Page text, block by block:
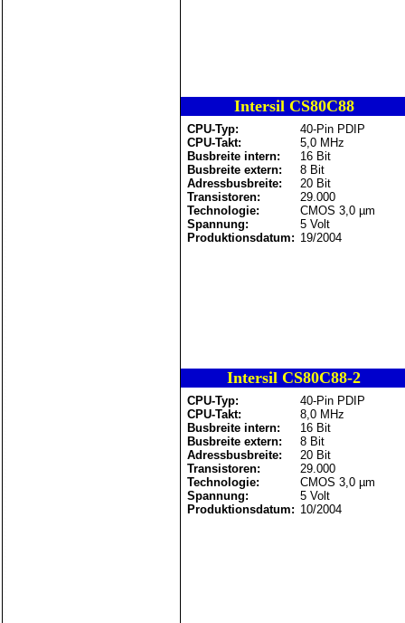
Intersil CS80C88
CPU-Typ:
CPU-Takt:
Busbreite intern:
Busbreite extern:
Adressbusbreite:
Transistoren:
Technologie:
Spannung:
Produktionsdatum:
40-Pin PDIP
5,0 MHz
16 Bit
8 Bit
20 Bit
29.000
CMOS 3,0 µm
5 Volt
19/2004
Intersil CS80C88-2
CPU-Typ:
CPU-Takt:
Busbreite intern:
Busbreite extern:
Adressbusbreite:
Transistoren:
Technologie:
Spannung:
Produktionsdatum:
40-Pin PDIP
8,0 MHz
16 Bit
8 Bit
20 Bit
29.000
CMOS 3,0 µm
5 Volt
10/2004